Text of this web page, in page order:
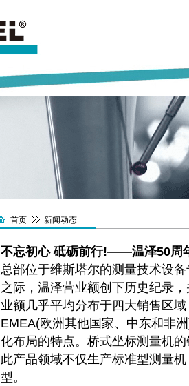
首页 新闻动态
不忘初心 砥砺前行!——温泽50周
总部位于维斯塔尔的测量技术设
之际，温泽营业额创下历史纪录
业额几乎平均分布于四大销售区
EMEA(欧洲其他国家、中东和非
化布局的特点。桥式坐标测量机
此产品领域不仅生产标准型测量
型。